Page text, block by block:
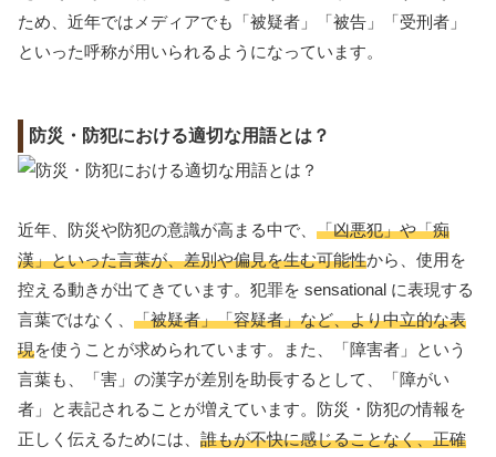
ため、近年ではメディアでも「被疑者」「被告」「受刑者」
といった呼称が用いられるようになっています。
防災・防犯における適切な用語とは？
近年、防災や防犯の意識が高まる中で、 「凶悪犯」や「痴
漢」といった言葉が、差別や偏見を生む可能性から、使用を
控える動きが出てきています。犯罪を sensational に表現する
言葉ではなく、 「被疑者」「容疑者」など、より中立的な表
現を使うことが求められています。また、「障害者」という
言葉も、「害」の漢字が差別を助長するとして、「障がい
者」と表記されることが増えています。防災・防犯の情報を
正しく伝えるためには、 誰もが不快に感じることなく、正確